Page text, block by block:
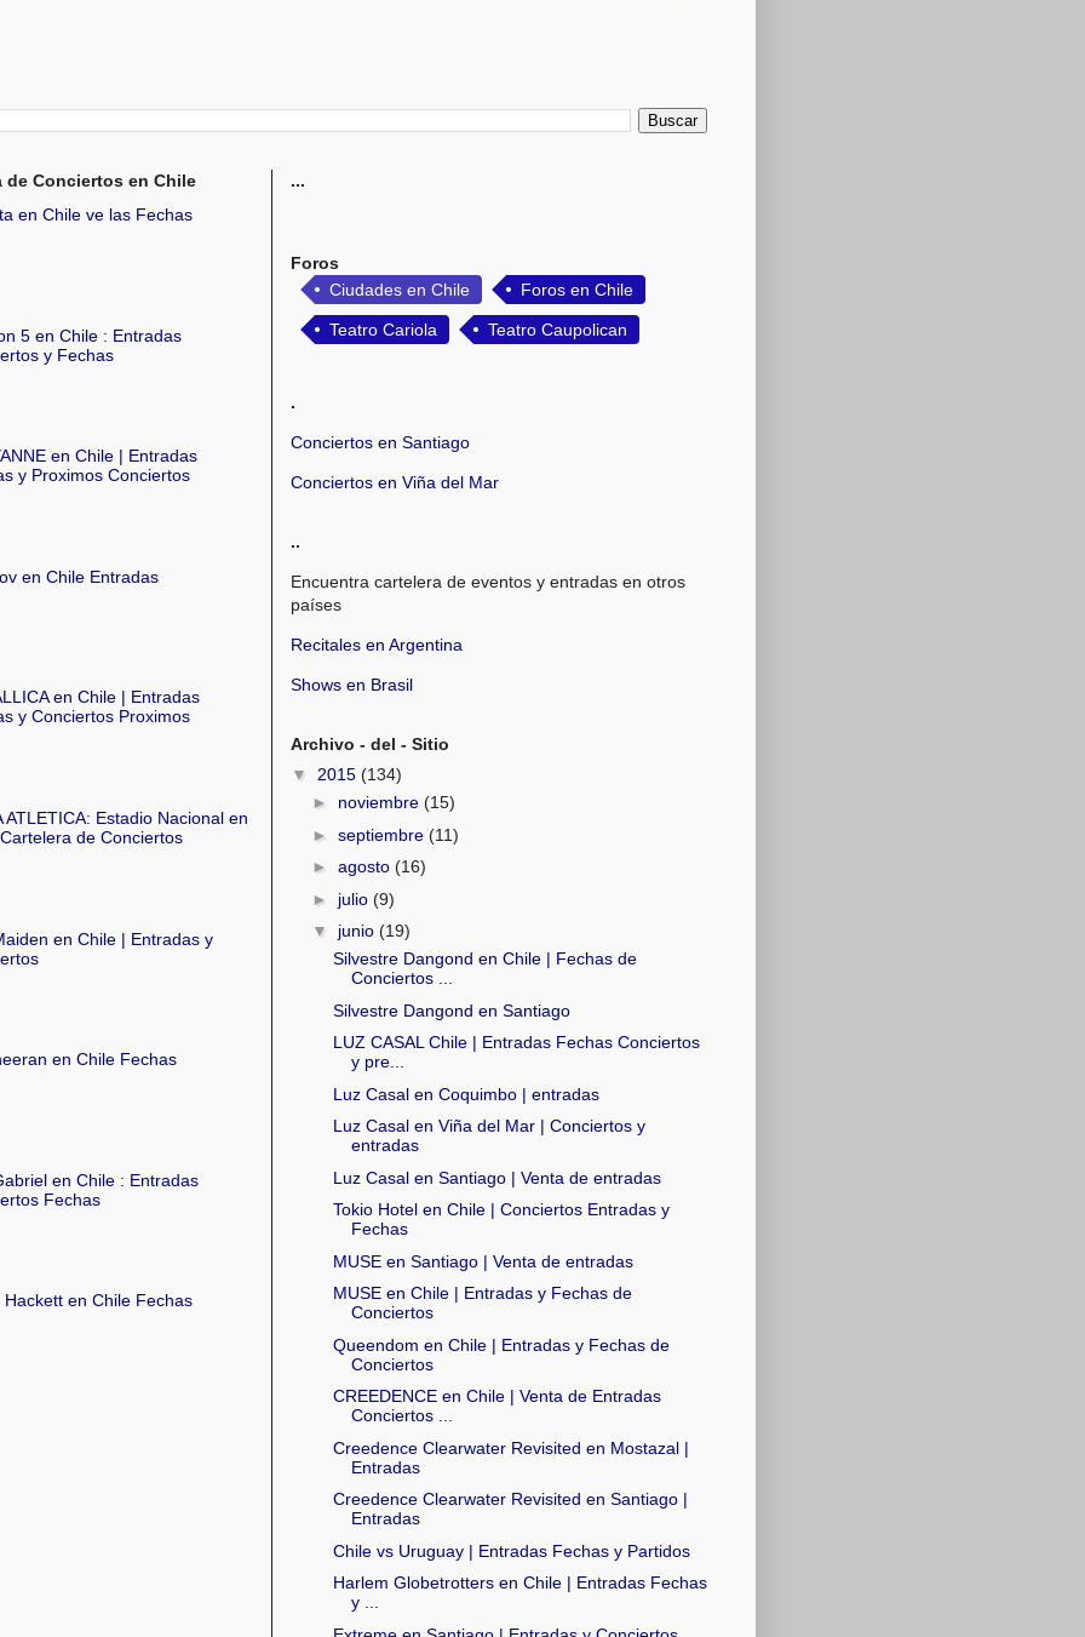
de Conciertos en Chile
en Chile ve las Fechas
5 en Chile : Entradas
y Fechas
en Chile | Entradas
y Proximos Conciertos
en Chile Entradas
en Chile | Entradas
y Conciertos Proximos
ATLETICA: Estadio Nacional en
de Conciertos
en Chile | Entradas y
en Chile Fechas
en Chile : Entradas
Fechas
Hackett en Chile Fechas
...
Foros
Ciudades en Chile
Foros en Chile
Teatro Cariola Teatro Caupolican
.
Conciertos en Santiago
Conciertos en Viña del Mar
..
Encuentra cartelera de eventos y entradas en otros
países
Recitales en Argentina
Shows en Brasil
Archivo - del - Sitio
▼ 2015 (134)
► noviembre (15)
► septiembre (11)
► agosto (16)
► julio (9)
▼ junio (19)
Silvestre Dangond en Chile | Fechas de
Conciertos ...
Silvestre Dangond en Santiago
LUZ CASAL Chile | Entradas Fechas Conciertos
y pre...
Luz Casal en Coquimbo | entradas
Luz Casal en Viña del Mar | Conciertos y
entradas
Luz Casal en Santiago | Venta de entradas
Tokio Hotel en Chile | Conciertos Entradas y
Fechas
MUSE en Santiago | Venta de entradas
MUSE en Chile | Entradas y Fechas de
Conciertos
Queendom en Chile | Entradas y Fechas de
Conciertos
CREEDENCE en Chile | Venta de Entradas
Conciertos ...
Creedence Clearwater Revisited en Mostazal |
Entradas
Creedence Clearwater Revisited en Santiago |
Entradas
Chile vs Uruguay | Entradas Fechas y Partidos
Harlem Globetrotters en Chile | Entradas Fechas
y ...